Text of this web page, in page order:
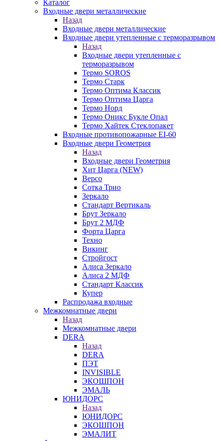
Каталог
Входные двери металлические
Назад
Входные двери металлические
Входные двери утепленные с терморазрывом
Назад
Входные двери утепленные с
терморазрывом
Термо SOROS
Термо Старк
Термо Оптима Классик
Термо Оптима Царга
Термо Норд
Термо Оникс Букле Опал
Термо Хайтек Стеклопакет
Входные противопожарные EI-60
Входные двери Геометрия
Назад
Входные двери Геометрия
Хит Царга (NEW)
Версо
Сотка Трио
Зеркало
Стандарт Вертикаль
Брут Зеркало
Брут 2 МДФ
Форта Царга
Техно
Викинг
Стройгост
Алиса Зеркало
Алиса 2 МДФ
Стандарт Классик
Купер
Распродажа входные
Межкомнатные двери
Назад
Межкомнатные двери
DERA
Назад
DERA
ПЭТ
INVISIBLE
ЭКОШПОН
ЭМАЛЬ
ЮНИДОРС
Назад
ЮНИДОРС
ЭКОШПОН
ЭМАЛИТ